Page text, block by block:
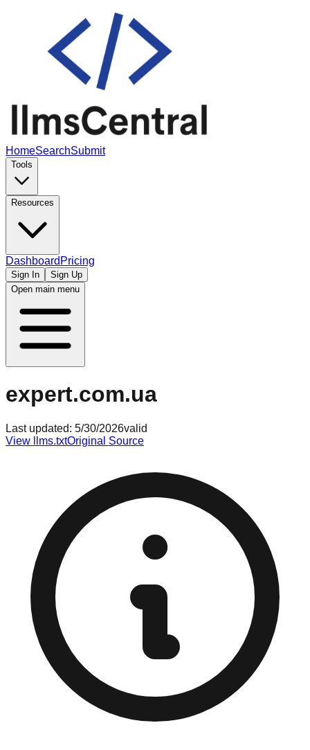
HomeSearchSubmit
Tools
Resources
Dashboard Pricing
Sign In
Sign Up
Open main menu
expert.com.ua
Last updated: 5/30/2026valid
View llms.txtOriginal Source